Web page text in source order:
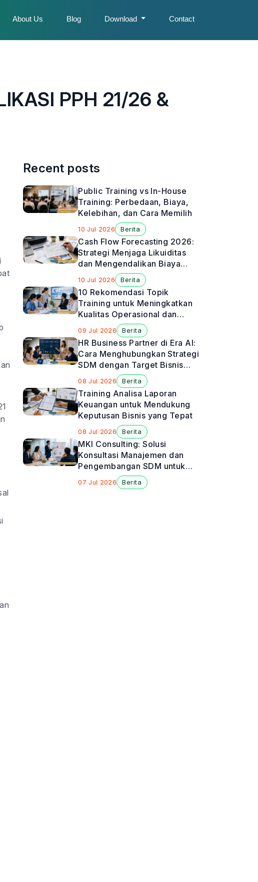
About Us Blog Download Contact
PPH 21/26 &
Recent posts
Public Training vs In-House
Training: Perbedaan, Biaya,
Kelebihan, dan Cara Memilih
10 Jul 2026 Berita
Cash Flow Forecasting 2026:
Strategi Menjaga Likuiditas
dan Mengendalikan Biaya
Perusahaan
10 Jul 2026 Berita
10 Rekomendasi Topik
Training untuk Meningkatkan
Kualitas Operasional dan
Manajemen Rumah Sakit
09 Jul 2026 Berita
HR Business Partner di Era AI:
Cara Menghubungkan Strategi
SDM dengan Target Bisnis
Perusahaan
08 Jul 2026 Berita
Training Analisa Laporan
Keuangan untuk Mendukung
Keputusan Bisnis yang Tepat
08 Jul 2026 Berita
MKI Consulting: Solusi
Konsultasi Manajemen dan
Pengembangan SDM untuk
Perusahaan
07 Jul 2026 Berita